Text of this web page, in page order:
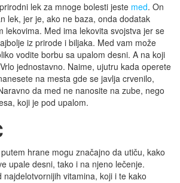
lek za mnoge bolesti jeste med. On
lek, jer je, ako ne baza, onda dodatak
lekovima. Med ima lekovita svojstva jer se
iz prirode i biljaka. Med vam može
vodite borbu sa upalom desni. A na koji
jednostavno. Naime, ujutru kada operete
na mesta gde se javlja crvenilo,
da med ne nanosite na zube, nego
koji je pod upalom.
hrane mogu značajno da utiču, kako
upale desni, tako i na njeno lečenje.
najdelotvornijih vitamina, koji i te kako